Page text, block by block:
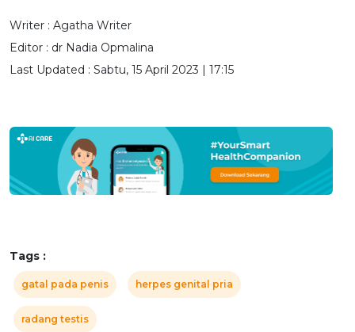
Writer : Agatha Writer
Editor : dr Nadia Opmalina
Last Updated : Sabtu, 15 April 2023 | 17:15
Tags :
gatal pada penis herpes genital pria
radang testis